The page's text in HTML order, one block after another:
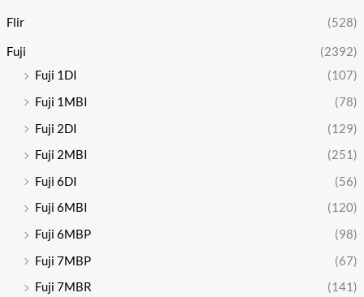
Flir (528)
Fuji
(2392)
Fuji 1DI
(107)
Fuji 1MBI
(78)
Fuji 2DI
(129)
Fuji 2MBI
(251)
Fuji 6DI
(56)
Fuji 6MBI
(120)
Fuji 6MBP
(98)
Fuji 7MBP
(67)
Fuji 7MBR
(141)